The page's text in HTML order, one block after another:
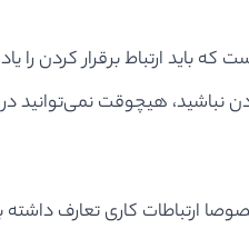
ارتباط برقرار کردن
هیچوقت نمی‌توانید
ارتباطات کاری تعارف